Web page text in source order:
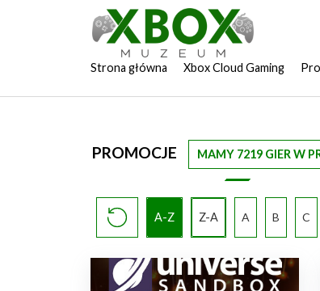
Strona główna Xbox Cloud Gaming
PROMOCJE MAMY 7219 GIER W
A-Z Z-A A B C